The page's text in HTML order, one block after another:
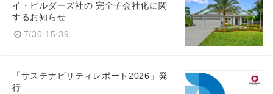
イ・ビルダーズ社の 完全子会社化に関
するお知らせ
7/30 15:39
「サステナビリティレポート2026」発
行